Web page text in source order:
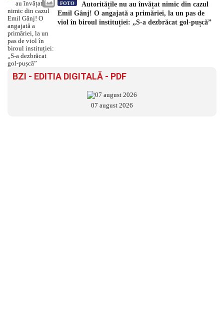
FOTO
Autoritățile nu au învățat nimic din cazul
Emil Gânj! O angajată a primăriei, la un pas de
viol în biroul instituției: „S-a dezbrăcat gol-pușcă”
BZI - EDITIA DIGITALĂ - PDF
07 august 2026